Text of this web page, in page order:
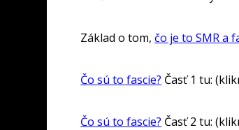
Základ o tom, čo je to SMR a
Čo sú to fascie? Časť 1 tu:
Čo sú to fascie? Časť 2 tu: